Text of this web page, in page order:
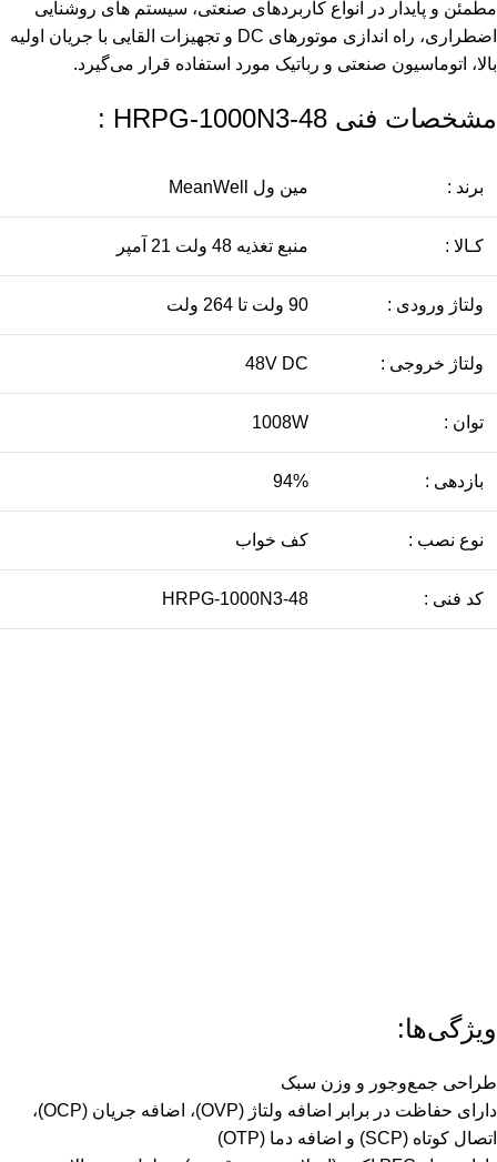
مطمئن و پایدار در انواع کاربردهای صنعتی، سیستم های روشنایی
اضطراری، راه اندازی موتورهای DC و تجهیزات القایی با جریان اولیه
بالا، اتوماسیون صنعتی و رباتیک مورد استفاده قرار می‌گیرد.
مشخصات فنی HRPG-1000N3-48 :
برند : مین ول MeanWell
کـالا : منبع تغذیه 48 ولت 21 آمپر
ولتاژ ورودی : 90 ولت تا 264 ولت
ولتاژ خروجی : 48V DC
توان : 1008W
بازدهی : 94%
نوع نصب : کف خواب
کد فنی : HRPG-1000N3-48
ویژگی‌ها:
طراحی جمع‌وجور و وزن سبک
دارای حفاظت در برابر اضافه ولتاژ (OVP)، اضافه جریان (OCP)،
اتصال کوتاه (SCP) و اضافه دما (OTP)